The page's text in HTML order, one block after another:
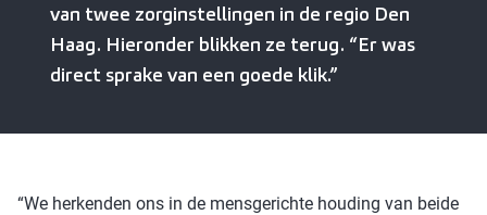
van twee zorginstellingen in de regio Den
Haag. Hieronder blikken ze terug. “Er was
direct sprake van een goede klik.”
“We herkenden ons in de mensgerichte houding van beide